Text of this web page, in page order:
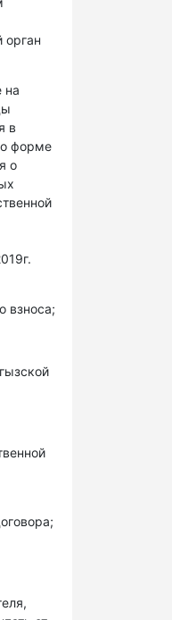
орган
на
в
форме
о
взноса;